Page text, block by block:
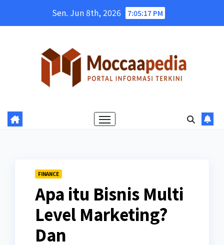
Sen. Jun 8th, 2026 7:05:18 PM
FINANCE
Apa itu Bisnis Multi
Level Marketing?
Dan